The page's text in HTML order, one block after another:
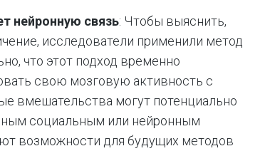
нейронную связь: Чтобы выяснить,
исследователи применили метод
что этот подход временно
свою мозговую активность с
вмешательства могут потенциально
социальным или нейронным
возможности для будущих методов